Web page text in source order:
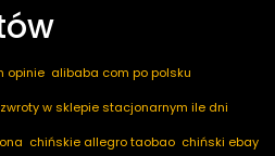
opinie alibaba com po polsku
w sklepie stacjonarnym ile dni
chińskie allegro taobao chiński ebay